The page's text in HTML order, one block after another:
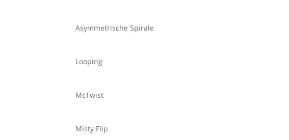
Asymmetrische Spirale
Looping
McTwist
Misty Flip